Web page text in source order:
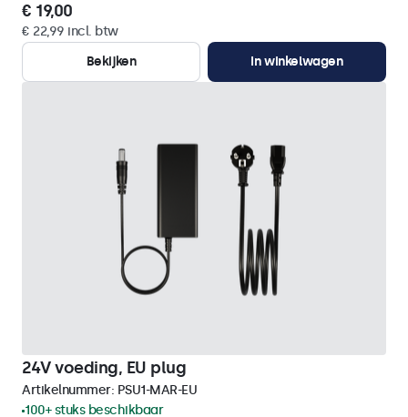
€ 19,00
€ 22,99 incl. btw
Bekijken
In winkelwagen
24V voeding, EU plug
Artikelnummer: PSU1-MAR-EU
100+ stuks beschikbaar